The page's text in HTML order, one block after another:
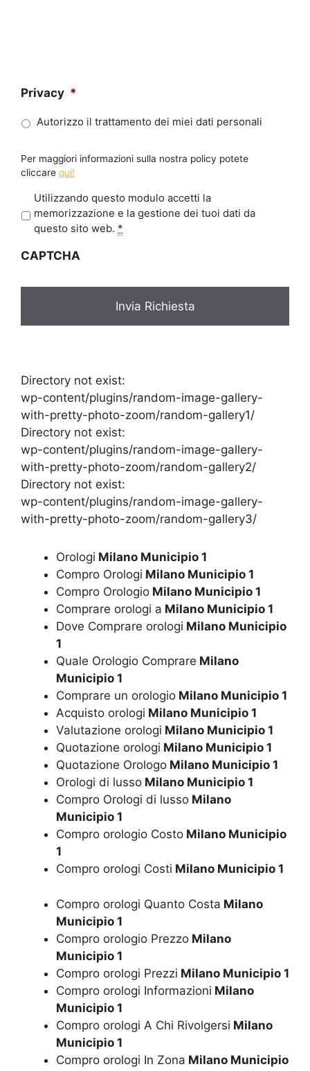
Privacy *
Autorizzo il trattamento dei miei dati personali
Per maggiori informazioni sulla nostra policy potete
cliccare qui!
r
a
y
Utilizzando questo modulo accetti la
memorizzazione e la gestione dei tuoi dati da
questo sito web. *
CAPTCHA
Directory not exist:
wp-content/plugins/random-image-gallery-
with-pretty-photo-zoom/random-gallery1/
Directory not exist:
wp-content/plugins/random-image-gallery-
with-pretty-photo-zoom/random-gallery2/
Directory not exist:
wp-content/plugins/random-image-gallery-
with-pretty-photo-zoom/random-gallery3/
Orologi Milano Municipio 1
Compro Orologi Milano Municipio 1
Compro Orologio Milano Municipio 1
Comprare orologi a Milano Municipio 1
Dove Comprare orologi Milano Municipio
1
Quale Orologio Comprare Milano
Municipio 1
Comprare un orologio Milano Municipio 1
Acquisto orologi Milano Municipio 1
Valutazione orologi Milano Municipio 1
Quotazione orologi Milano Municipio 1
Quotazione Orologo Milano Municipio 1
Orologi di lusso Milano Municipio 1
Compro Orologi di lusso Milano
Municipio 1
Compro orologio Costo Milano Municipio
1
Compro orologi Costi Milano Municipio 1
Compro orologi Quanto Costa Milano
Municipio 1
Compro orologio Prezzo Milano
Municipio 1
Compro orologi Prezzi Milano Municipio 1
Compro orologi Informazioni Milano
Municipio 1
Compro orologi A Chi Rivolgersi Milano
Municipio 1
Compro orologi In Zona Milano Municipio